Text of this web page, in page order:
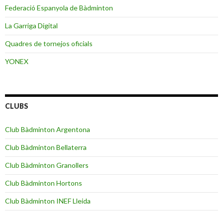
Federació Espanyola de Bàdminton
La Garriga Digital
Quadres de tornejos oficials
YONEX
CLUBS
Club Bàdminton Argentona
Club Bàdminton Bellaterra
Club Bàdminton Granollers
Club Bàdminton Hortons
Club Bàdminton INEF Lleida